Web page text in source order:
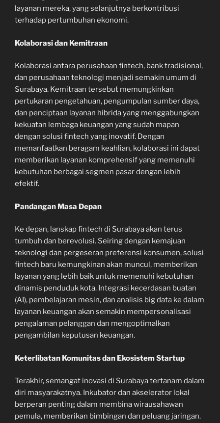
layanan mereka, yang selanjutnya berkontribusi
terhadap pertumbuhan ekonomi.
Kolaborasi dan Kemitraan
Kolaborasi antara perusahaan fintech, bank tradisional,
dan perusahaan teknologi menjadi semakin umum di
Surabaya. Kemitraan tersebut memungkinkan
pertukaran pengetahuan, pengumpulan sumber daya,
dan penciptaan layanan hibrida yang menggabungkan
kekuatan lembaga keuangan yang sudah mapan
dengan solusi fintech yang inovatif. Dengan
memanfaatkan beragam keahlian, kolaborasi ini dapat
memberikan layanan komprehensif yang memenuhi
kebutuhan berbagai segmen pasar dengan lebih
efektif.
Pandangan Masa Depan
Ke depan, lanskap fintech di Surabaya akan terus
tumbuh dan berevolusi. Seiring dengan kemajuan
teknologi dan pergeseran preferensi konsumen, solusi
fintech baru kemungkinan akan muncul, memberikan
layanan yang lebih baik untuk memenuhi kebutuhan
dinamis penduduk kota. Integrasi kecerdasan buatan
(AI), pembelajaran mesin, dan analisis big data ke dalam
layanan keuangan akan semakin mempersonalisasi
pengalaman pelanggan dan mengoptimalkan
pengambilan keputusan keuangan.
Keterlibatan Komunitas dan Ekosistem Startup
Terakhir, semangat inovasi di Surabaya tertanam dalam
diri masyarakatnya. Inkubator dan akselerator lokal
berperan penting dalam membina wirausahawan
pemula, memberikan bimbingan dan peluang jaringan.